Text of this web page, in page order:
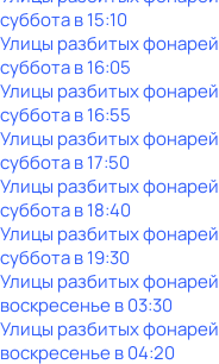
субботав15:10
Улицы разбитых фонарей
субботав16:05
Улицы разбитых фонарей
субботав16:55
Улицы разбитых фонарей
субботав17:50
Улицы разбитых фонарей
субботав18:40
Улицы разбитых фонарей
субботав19:30
Улицы разбитых фонарей
воскресенье в03:30
Улицы разбитых фонарей
воскресенье в04:20